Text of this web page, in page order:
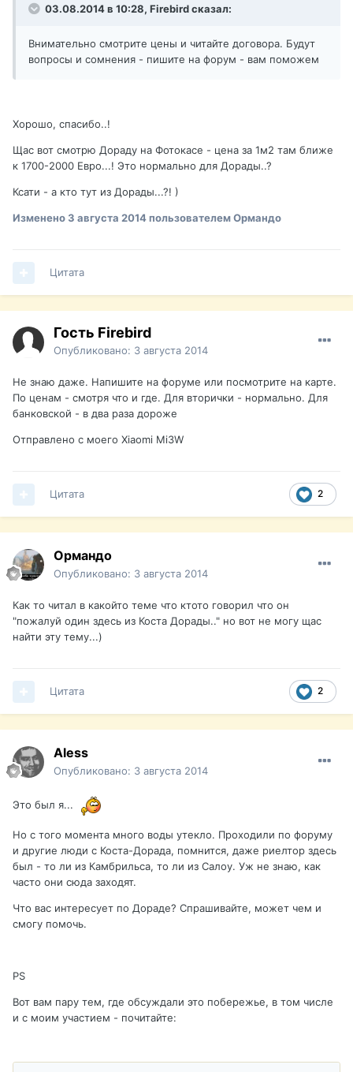
03.08.2014 в 10:28, Firebird сказал:
Внимательно смотрите цены и читайте договора. Будут
вопросы и сомнения - пишите на форум - вам поможем
Хорошо, спасибо..!
Щас вот смотрю Дораду на Фотокасе - цена за 1м2 там ближе
к 1700-2000 Евро...! Это нормально для Дорады..?
Ксати - а кто тут из Дорады...?! )
Изменено3 августа 2014пользователем Ормандо
Цитата
Гость Firebird
Опубликовано: 3 августа 2014
Не знаю даже. Напишите на форуме или посмотрите на карте.
По ценам - смотря что и где. Для вторички - нормально. Для
банковской - в два раза дороже
Отправлено с моего Xiaomi Mi3W
2
Цитата
Ормандо
Опубликовано: 3 августа 2014
Как то читал в какойто теме что ктото говорил что он
"пожалуй один здесь из Коста Дорады.." но вот не могу щас
найти эту тему...)
2
Цитата
Aless
Опубликовано: 3 августа 2014
Это был я...
Но с того момента много воды утекло. Проходили по форуму
и другие люди с Коста-Дорада, помнится, даже риелтор здесь
был - то ли из Камбрильса, то ли из Салоу. Уж не знаю, как
часто они сюда заходят.
Что вас интересует по Дораде? Спрашивайте, может чем и
смогу помочь.
PS
Вот вам пару тем, где обсуждали это побережье, в том числе
и с моим участием - почитайте: